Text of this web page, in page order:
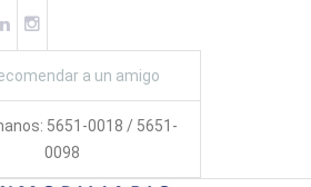
a un amigo
5651-0018 / 5651-
0098